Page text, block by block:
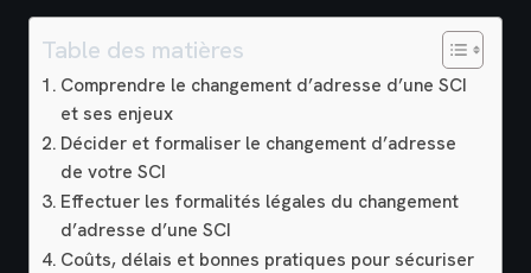
Table des matières
Comprendre le changement d’adresse d’une SCI
et ses enjeux
Décider et formaliser le changement d’adresse
de votre SCI
Effectuer les formalités légales du changement
d’adresse d’une SCI
Coûts, délais et bonnes pratiques pour sécuriser